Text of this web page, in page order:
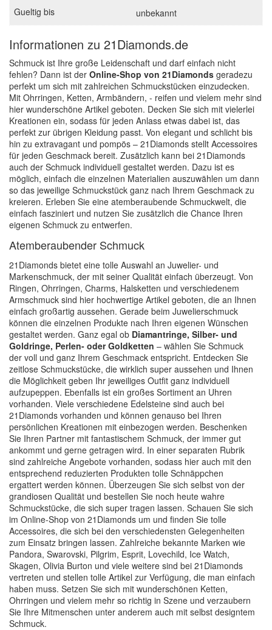
unbekannt
Informationen zu 21Diamonds.de
Schmuck ist Ihre große Leidenschaft und darf einfach nicht
fehlen? Dann ist der Online-Shop von 21Diamonds geradezu
perfekt um sich mit zahlreichen Schmuckstücken einzudecken.
Mit Ohrringen, Ketten, Armbändern, - reifen und vielem mehr sind
hier wunderschöne Artikel geboten. Decken Sie sich mit vielerlei
Kreationen ein, sodass für jeden Anlass etwas dabei ist, das
perfekt zur übrigen Kleidung passt. Von elegant und schlicht bis
hin zu extravagant und pompös – 21Diamonds stellt Accessoires
für jeden Geschmack bereit. Zusätzlich kann bei 21Diamonds
auch der Schmuck individuell gestaltet werden. Dazu ist es
möglich, einfach die einzelnen Materialien auszuwählen um dann
so das jeweilige Schmuckstück ganz nach Ihrem Geschmack zu
kreieren. Erleben Sie eine atemberaubende Schmuckwelt, die
einfach fasziniert und nutzen Sie zusätzlich die Chance Ihren
eigenen Schmuck zu entwerfen.
Atemberaubender Schmuck
21Diamonds bietet eine tolle Auswahl an Juwelier- und
Markenschmuck, der mit seiner Qualität einfach überzeugt. Von
Ringen, Ohrringen, Charms, Halsketten und verschiedenem
Armschmuck sind hier hochwertige Artikel geboten, die an Ihnen
einfach großartig aussehen. Gerade beim Juwelierschmuck
können die einzelnen Produkte nach Ihren eigenen Wünschen
gestaltet werden. Ganz egal ob Diamantringe, Silber- und
Goldringe, Perlen- oder Goldketten – wählen Sie Schmuck
der voll und ganz Ihrem Geschmack entspricht. Entdecken Sie
zeitlose Schmuckstücke, die wirklich super aussehen und Ihnen
die Möglichkeit geben Ihr jeweiliges Outfit ganz individuell
aufzupeppen. Ebenfalls ist ein großes Sortiment an Uhren
vorhanden. Viele verschiedene Edelsteine sind auch bei
21Diamonds vorhanden und können genauso bei Ihren
persönlichen Kreationen mit einbezogen werden. Beschenken
Sie Ihren Partner mit fantastischem Schmuck, der immer gut
ankommt und gerne getragen wird. In einer separaten Rubrik
sind zahlreiche Angebote vorhanden, sodass hier auch mit den
entsprechend reduzierten Produkten tolle Schnäppchen
ergattert werden können. Überzeugen Sie sich selbst von der
grandiosen Qualität und bestellen Sie noch heute wahre
Schmuckstücke, die sich super tragen lassen. Schauen Sie sich
im Online-Shop von 21Diamonds um und finden Sie tolle
Accessoires, die sich bei den verschiedensten Gelegenheiten
zum Einsatz bringen lassen. Zahlreiche bekannte Marken wie
Pandora, Swarovski, Pilgrim, Esprit, Lovechild, Ice Watch,
Skagen, Olivia Burton und viele weitere sind bei 21Diamonds
vertreten und stellen tolle Artikel zur Verfügung, die man einfach
haben muss. Setzen Sie sich mit wunderschönen Ketten,
Ohrringen und vielem mehr so richtig in Szene und verzaubern
Sie Ihre Mitmenschen unter anderem auch mit selbst designtem
Schmuck.